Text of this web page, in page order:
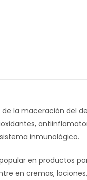
la maceración del
inmunológico.
en productos
en cremas,